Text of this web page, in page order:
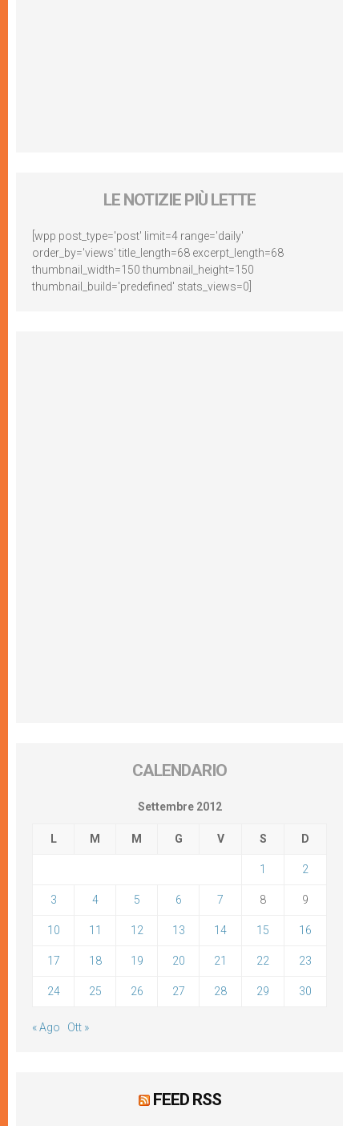
LE NOTIZIE PIÙ LETTE
[wpp post_type='post' limit=4 range='daily'
order_by='views' title_length=68 excerpt_length=68
thumbnail_width=150 thumbnail_height=150
thumbnail_build='predefined' stats_views=0]
CALENDARIO
Settembre 2012
L M M G V S D
1 2
3 4 5 6 7 8 9
10 11 12 13 14 15 16
17 18 19 20 21 22 23
24 25 26 27 28 29 30
« Ago Ott »
FEED RSS